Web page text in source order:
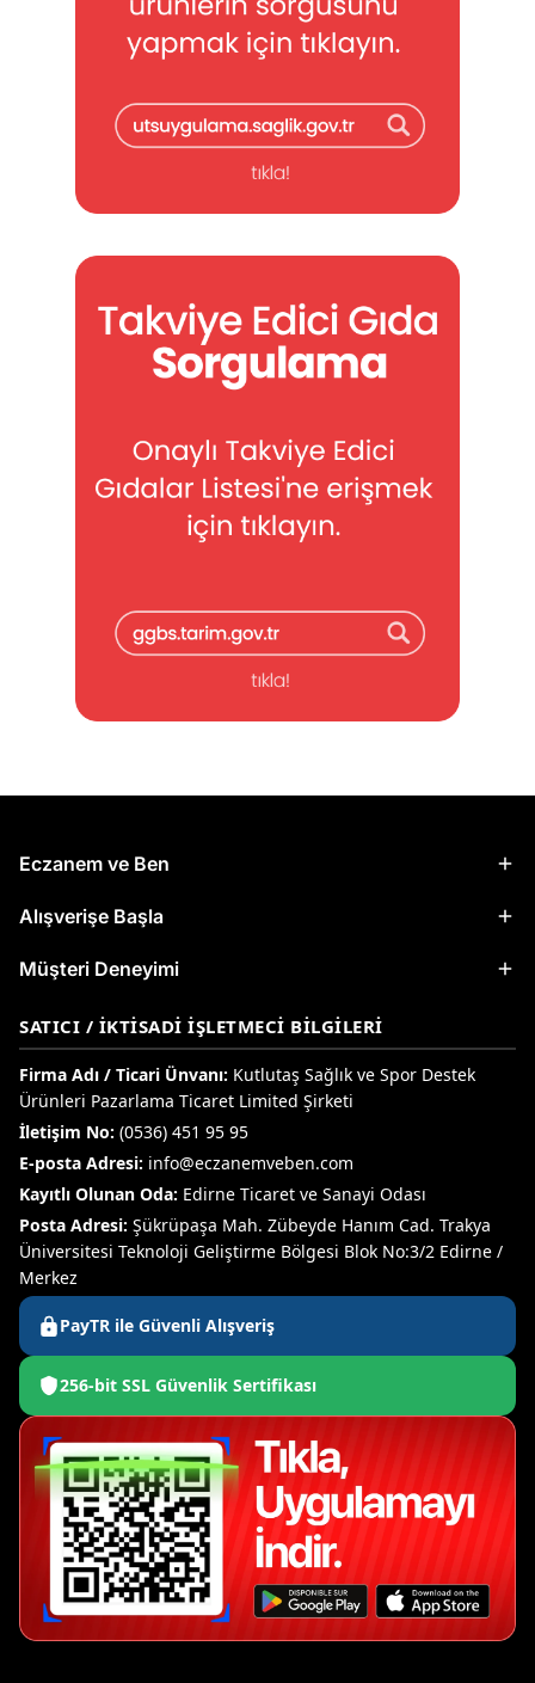
Eczanem ve Ben
Alışverişe Başla
Müşteri Deneyimi
SATICI / İKTISADI İŞLETMECI BILGILERI
Firma Adı / Ticari Ünvanı: Kutlutaş Sağlık ve Spor Destek
Ürünleri Pazarlama Ticaret Limited Şirketi
İletişim No: (0536) 451 95 95
E-posta Adresi: info@eczanemveben.com
Kayıtlı Olunan Oda: Edirne Ticaret ve Sanayi Odası
Posta Adresi: Şükrüpaşa Mah. Zübeyde Hanım Cad. Trakya
Üniversitesi Teknoloji Geliştirme Bölgesi Blok No:3/2 Edirne /
Merkez
PayTR ile Güvenli Alışveriş
256-bit SSL Güvenlik Sertifikası